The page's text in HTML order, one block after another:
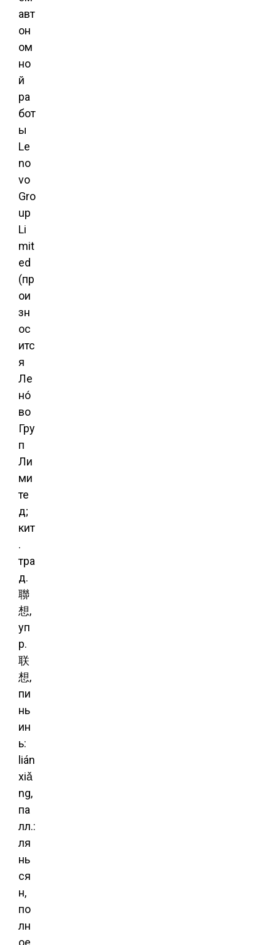
Le
no
vo
Gro
up
Li
mit
ed
(пр
ои
зн
ос
итс
я
Ле
но́
во
Гру
п
Ли
ми
те
д;
кит
.
тра
д.
聯
想,
уп
р.
联
想,
пи
нь
ин
ь:
lián
xiǎ
ng,
па
лл.:
ля
нь
ся
н,
по
лн
ое